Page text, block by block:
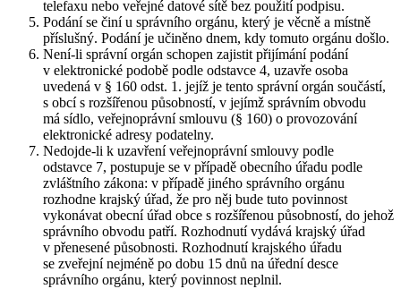
telefaxu nebo veřejné datové sítě bez použití podpisu.
Podání se činí u správního orgánu, který je věcně a místně
příslušný. Podání je učiněno dnem, kdy tomuto orgánu došlo.
Není-li správní orgán schopen zajistit přijímání podání
v elektronické podobě podle odstavce 4, uzavře osoba
uvedená v § 160 odst. 1. jejíž je tento správní orgán součástí,
s obcí s rozšířenou působností, v jejímž správním obvodu
má sídlo, veřejnoprávní smlouvu (§ 160) o provozování
elektronické adresy podatelny.
Nedojde-li k uzavření veřejnoprávní smlouvy podle
odstavce 7, postupuje se v případě obecního úřadu podle
zvláštního zákona: v případě jiného správního orgánu
rozhodne krajský úřad, že pro něj bude tuto povinnost
vykonávat obecní úřad obce s rozšířenou působností, do jehož
správního obvodu patří. Rozhodnutí vydává krajský úřad
v přenesené působnosti. Rozhodnutí krajského úřadu
se zveřejní nejméně po dobu 15 dnů na úřední desce
správního orgánu, který povinnost neplnil.